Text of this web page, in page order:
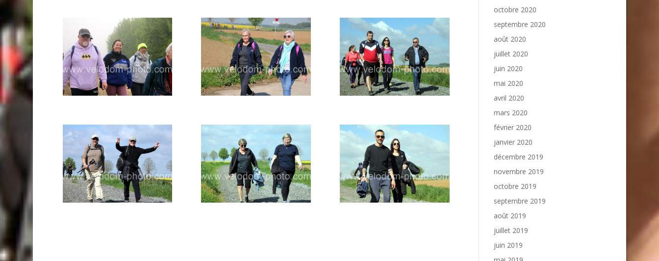
octobre 2020
septembre 2020
août 2020
juillet 2020
juin 2020
mai 2020
avril 2020
mars 2020
février 2020
janvier 2020
décembre 2019
novembre 2019
octobre 2019
septembre 2019
août 2019
juillet 2019
juin 2019